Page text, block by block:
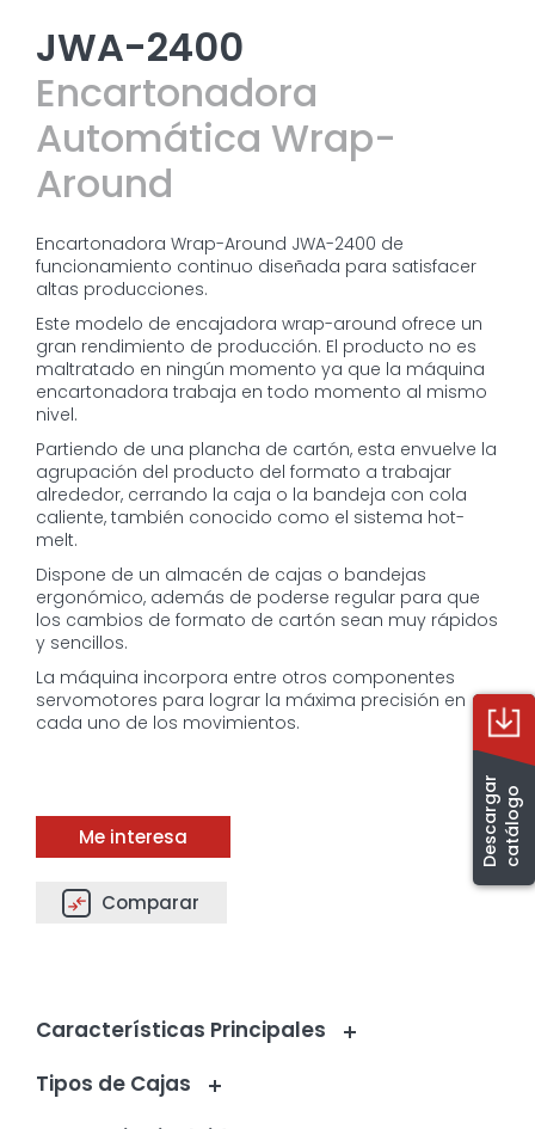
JWA-2400
Encartonadora
Automática Wrap-
Around
Encartonadora Wrap-Around JWA-2400 de
funcionamiento continuo diseñada para satisfacer
altas producciones.
Este modelo de encajadora wrap-around ofrece un
gran rendimiento de producción. El producto no es
maltratado en ningún momento ya que la máquina
encartonadora trabaja en todo momento al mismo
nivel.
Partiendo de una plancha de cartón, esta envuelve la
agrupación del producto del formato a trabajar
alrededor, cerrando la caja o la bandeja con cola
caliente, también conocido como el sistema hot-
melt.
Dispone de un almacén de cajas o bandejas
ergonómico, además de poderse regular para que
los cambios de formato de cartón sean muy rápidos
y sencillos.
La máquina incorpora entre otros componentes
servomotores para lograr la máxima precisión en
cada uno de los movimientos.
Me interesa
Comparar
Características Principales
Tipos de Cajas
D
e
s
c
a
r
g
a
r
c
a
t
á
l
o
go